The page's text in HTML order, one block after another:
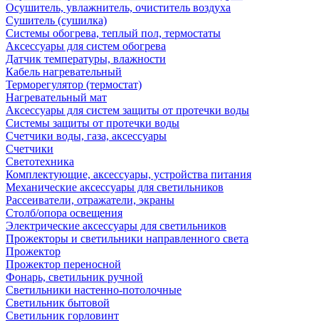
Осушитель, увлажнитель, очиститель воздуха
Сушитель (сушилка)
Системы обогрева, теплый пол, термостаты
Аксессуары для систем обогрева
Датчик температуры, влажности
Кабель нагревательный
Терморегулятор (термостат)
Нагревательный мат
Аксессуары для систем защиты от протечки воды
Системы защиты от протечки воды
Счетчики воды, газа, аксессуары
Счетчики
Светотехника
Комплектующие, аксессуары, устройства питания
Механические аксессуары для светильников
Рассеиватели, отражатели, экраны
Столб/опора освещения
Электрические аксессуары для светильников
Прожекторы и светильники направленного света
Прожектор
Прожектор переносной
Фонарь, светильник ручной
Светильники настенно-потолочные
Светильник бытовой
Светильник горловинт